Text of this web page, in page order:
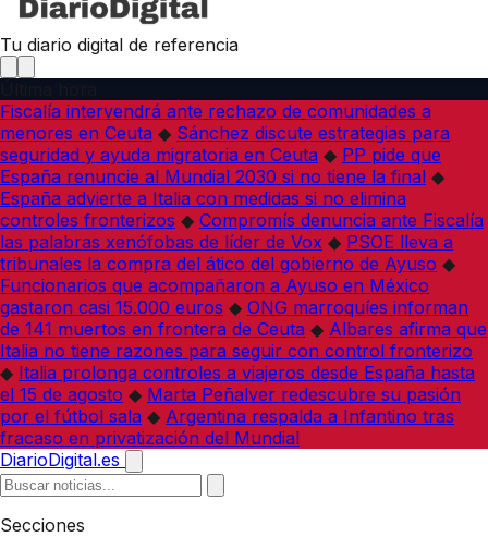
Tu diario digital de referencia
Fiscalía intervendrá ante rechazo de comunidades a
menores en Ceuta ◆ Sánchez discute estrategias para
seguridad y ayuda migratoria en Ceuta ◆ PP pide que
España renuncie al Mundial 2030 si no tiene la final ◆
España advierte a Italia con medidas si no elimina
controles fronterizos ◆ Compromís denuncia ante Fiscalía
las palabras xenófobas de líder de Vox ◆ PSOE lleva a
tribunales la compra del ático del gobierno de Ayuso ◆
Funcionarios que acompañaron a Ayuso en México
gastaron casi 15.000 euros ◆ ONG marroquíes informan
de 141 muertos en frontera de Ceuta ◆ Albares afirma que
Italia no tiene razones para seguir con control fronterizo
◆ Italia prolonga controles a viajeros desde España hasta
el 15 de agosto ◆ Marta Peñalver redescubre su pasión
por el fútbol sala ◆ Argentina respalda a Infantino tras
fracaso en privatización del Mundial
DiarioDigital.es
Secciones